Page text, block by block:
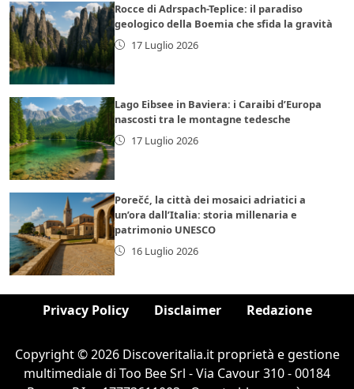
Rocce di Adrspach-Teplice: il paradiso
geologico della Boemia che sfida la gravità
17 Luglio 2026
Lago Eibsee in Baviera: i Caraibi d’Europa
nascosti tra le montagne tedesche
17 Luglio 2026
Porečć, la città dei mosaici adriatici a
un’ora dall’Italia: storia millenaria e
patrimonio UNESCO
16 Luglio 2026
Privacy Policy Disclaimer Redazione
Copyright © 2026 Discoveritalia.it proprietà e gestione
multimediale di Too Bee Srl - Via Cavour 310 - 00184